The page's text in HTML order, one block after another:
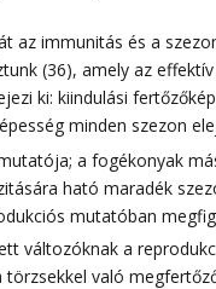
az immunitás és a
(36), amely az
ki: kiindulási
minden szezon
a fogékonyak
ható maradék
mutatóban
változóknak a
való